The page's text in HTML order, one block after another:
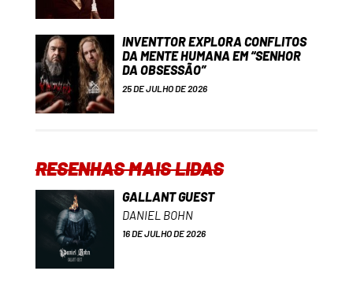
INVENTTOR EXPLORA CONFLITOS
DA MENTE HUMANA EM “SENHOR
DA OBSESSÃO”
25 DE JULHO DE 2026
RESENHAS MAIS LIDAS
GALLANT GUEST
DANIEL BOHN
16 DE JULHO DE 2026